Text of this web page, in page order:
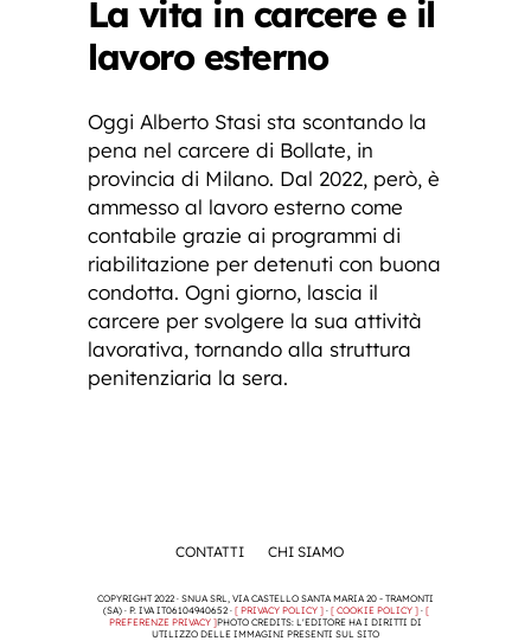
La vita in carcere e il
lavoro esterno
Oggi Alberto Stasi sta scontando la
pena nel carcere di Bollate, in
provincia di Milano. Dal 2022, però, è
ammesso al lavoro esterno come
contabile grazie ai programmi di
riabilitazione per detenuti con buona
condotta. Ogni giorno, lascia il
carcere per svolgere la sua attività
lavorativa, tornando alla struttura
penitenziaria la sera.
CONTATTI CHI SIAMO
COPYRIGHT 2022 · SNUA SRL, VIA CASTELLO SANTA MARIA 20 - TRAMONTI
(SA) · P. IVA IT06104940652 · [ PRIVACY POLICY ]· [ COOKIE POLICY ]· [
PREFERENZE PRIVACY ]PHOTO CREDITS: L'EDITORE HA I DIRITTI DI
UTILIZZO DELLE IMMAGINI PRESENTI SUL SITO